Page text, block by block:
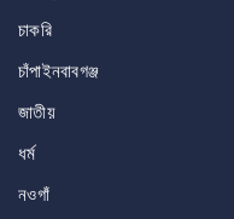
চাকরি
চাঁপাইনবাবগঞ্জ
জাতীয়
ধর্ম
নওগাঁ